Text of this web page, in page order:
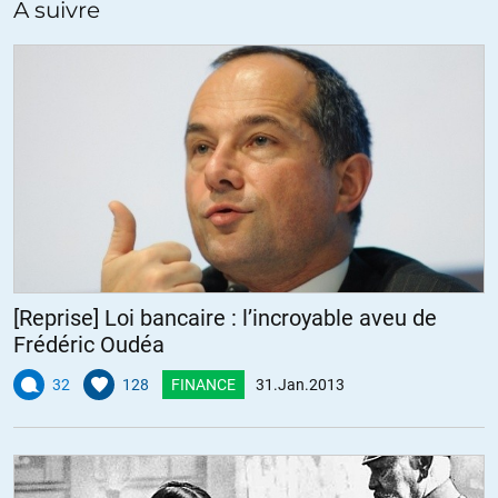
Irribarria Fernandez // 31.01.2013 à 09h06
Vous faite un superbe travail, ne lâché pas l’affaire on est avec vous
Cordialement
ALERTER
Beau résultat : face à de tels géants, on ne pourra gagner qu’à coups
de petites étapes
A suivre
[Reprise] Loi bancaire : l’incroyable aveu de
Frédéric Oudéa
32 128 FINANCE 31.Jan.2013